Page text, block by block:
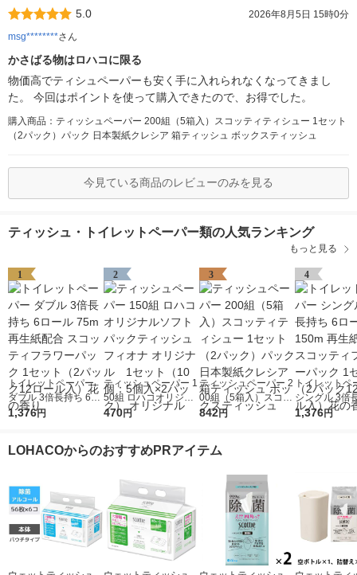
5.0
2026年8月5日 15時0分
msg********さん
かさばる物はロハコに限る
物価高でティシュペーパーも安く手に入れられなくなってきまし
た。 今回はポイントを使って購入できたので、お得でした。
購入商品：ティッシュペーパー 200組（5箱入）スコッティティシュー 1セット
（2パック）パック 日本製紙クレシア 箱ティッシュ ボックスティッシュ
今見ている商品のレビューのみを見る
ティッシュ・トイレットペーパー類の人気ランキング
もっと見る
1
トイレットペーパー
ダブル 3倍長持ち 6ロ
ール 75m 再生紙配合
ク12ロール入）花の
1,376円
2
ティッシュペーパー 1
50組 ロハコオリジナ
ルソフトパックティッ
個：5個入×2パック）
470円
3
ティッシュペーパー 2
00組（5箱入）スコッ
ティティシュー 1セッ
ティッシュ ボックス
842円
4
トイレットペ
シングル 3倍
ロール 150m
1,376円
LOHACOからのおすすめPRアイテム